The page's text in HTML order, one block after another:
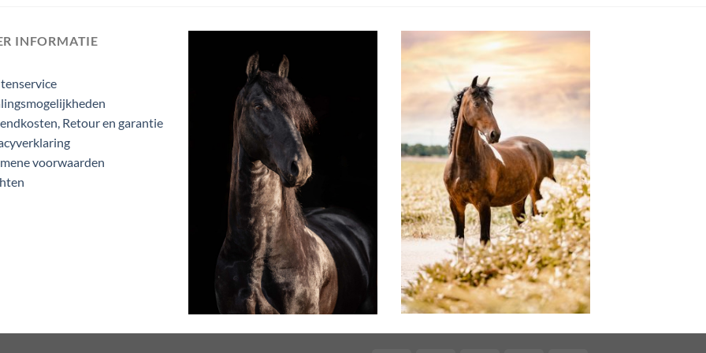
INFORMATIE
Retour en garantie
voorwaarden